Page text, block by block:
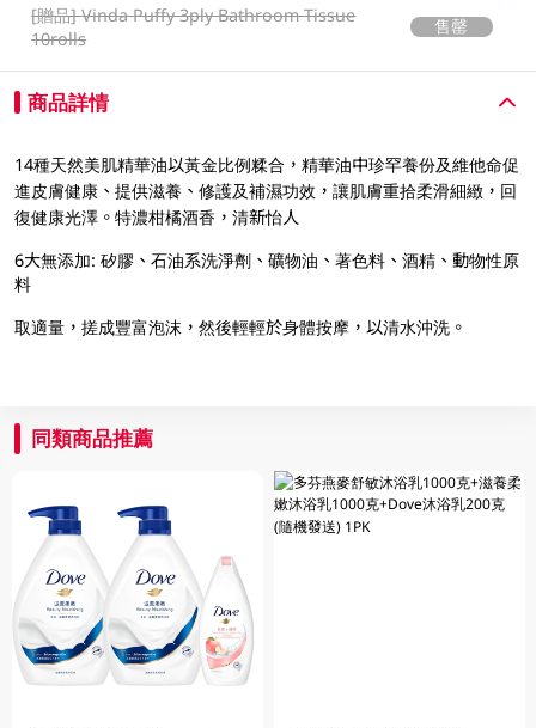
[贈品]Vinda Puffy 3ply Bathroom Tissue
10rolls
售罄
商品詳情
14種天然美肌精華油以黃金比例糅合，精華油中珍罕養份及維他命促
進皮膚健康、提供滋養、修護及補濕功效，讓肌膚重拾柔滑細緻，回
復健康光澤。特濃柑橘酒香，清新怡人
6大無添加: 矽膠、石油系洗淨劑、礦物油、著色料、酒精、動物性原
料
取適量，搓成豐富泡沫，然後輕輕於身體按摩，以清水沖洗。
同類商品推薦